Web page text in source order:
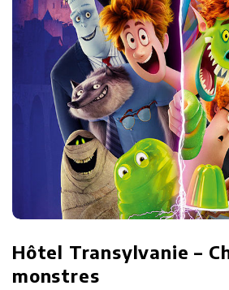
Hôtel Transylvanie –
monstres